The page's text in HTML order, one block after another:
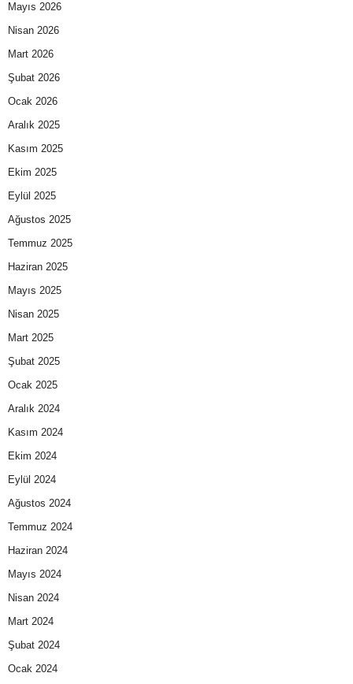
Mayıs 2026
Nisan 2026
Mart 2026
Şubat 2026
Ocak 2026
Aralık 2025
Kasım 2025
Ekim 2025
Eylül 2025
Ağustos 2025
Temmuz 2025
Haziran 2025
Mayıs 2025
Nisan 2025
Mart 2025
Şubat 2025
Ocak 2025
Aralık 2024
Kasım 2024
Ekim 2024
Eylül 2024
Ağustos 2024
Temmuz 2024
Haziran 2024
Mayıs 2024
Nisan 2024
Mart 2024
Şubat 2024
Ocak 2024